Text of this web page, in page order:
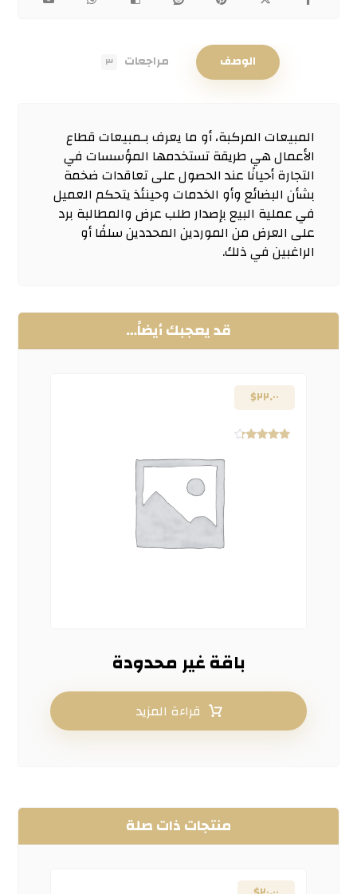
الوصف مراجعات ٣
المبيعات المركبة، أو ما يعرف بـمبيعات قطاع
الأعمال هي طريقة تستخدمها المؤسسات في
التجارة أحيانًا عند الحصول على تعاقدات ضخمة
بشأن البضائع وأو الخدمات وحينئذ يتحكم العميل
في عملية البيع بإصدار طلب عرض والمطالبة برد
على العرض من الموردين المحددين سلفًا أو
الراغبين في ذلك.
قد يعجبك أيضاً…
باقة غير محدودة
$٢٢.٠٠
قراءة المزيد
منتجات ذات صلة